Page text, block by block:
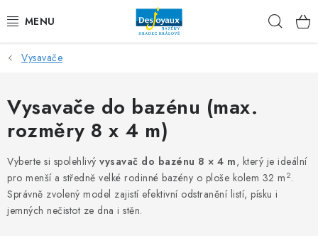
na
VYSAVAČE
OHŘEV VODY V BAZÉNU
ÚPRAVA VODY V BAZÉNU
PŘÍSLUŠENSTVÍ A CHEMIE DESJOYAUX
ZAKRYTÍ BAZÉNU
Vysavače
Vysavače do bazénu (max.
rozměry 8 x 4 m)
Vyberte si spolehlivý vysavač do bazénu 8 × 4 m, který je ideální
pro menší a středně velké rodinné bazény o ploše kolem 32 m 2.
Správně zvolený model zajistí efektivní odstranění listí, písku i
jemných nečistot ze dna i stěn.